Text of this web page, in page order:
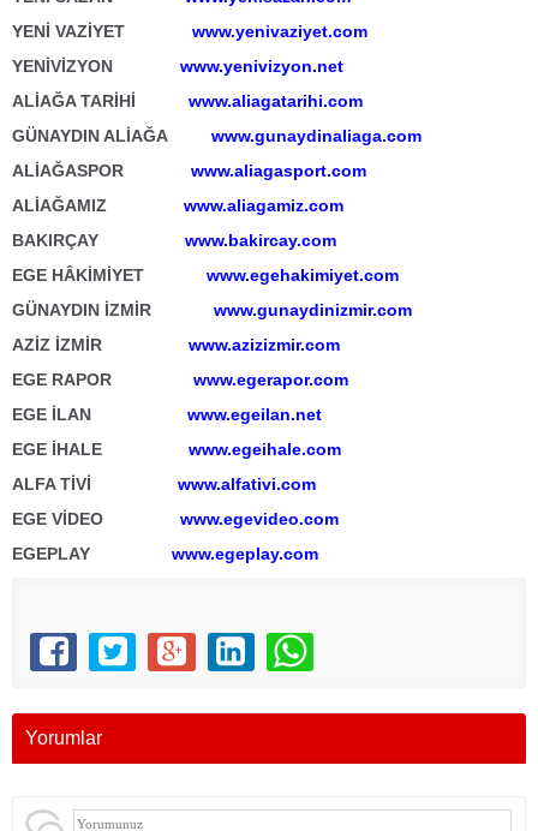
YENİ VAZİYET www.yenivaziyet.com
YENİVİZYON www.yenivizyon.net
ALİAĞA TARİHİ www.aliagatarihi.com
GÜNAYDIN ALİAĞA
www.gunaydinaliaga.com
ALİAĞASPOR www.aliagasport.com
ALİAĞAMIZ www.aliagamiz.com
BAKIRÇAY www.bakircay.com
EGE HÂKİMİYET www.egehakimiyet.com
GÜNAYDIN İZMİR www.gunaydinizmir.com
AZİZ İZMİR www.azizizmir.com
EGE RAPOR www.egerapor.com
EGE İLAN www.egeilan.net
EGE İHALE www.egeihale.com
ALFA TİVİ www.alfativi.com
EGE VİDEO www.egevideo.com
EGEPLAY www.egeplay.com
Yorumlar